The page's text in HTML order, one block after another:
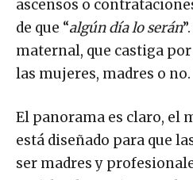
ascensos o
de que “algún día lo serán
maternal, que castiga
las mujeres, madres o no.
El panorama es claro, el
está diseñado para que
ser madres y